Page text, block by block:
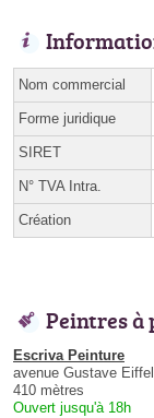
Nom commercial
Forme juridique
SIRET
N° TVA Intra.
Création
Peintres
Escriva Peinture
avenue Gustave Eiffel
410 mètres
Ouvert jusqu'à 18h